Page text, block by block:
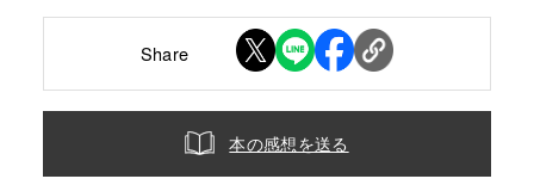
Share
本の感想を送る